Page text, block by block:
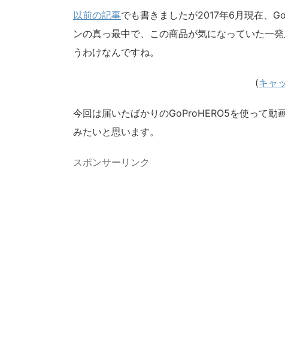
以前の記事でも書きましたが2017年6月現在、
ンの真っ最中で、この商品が気になっていた一
うわけなんですね。
(キャ
今回は届いたばかりのGoProHERO5を使って動
みたいと思います。
スポンサーリンク